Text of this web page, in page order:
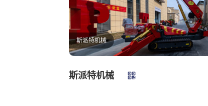
斯派特机械
斯派特机械